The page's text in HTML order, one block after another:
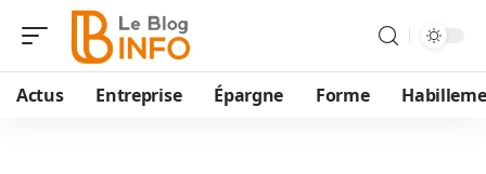
Actus Entreprise Épargne Forme